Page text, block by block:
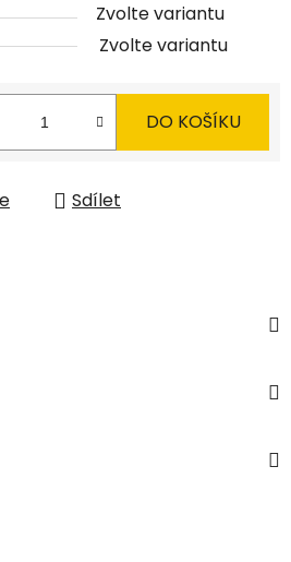
Zvolte variantu
Zvolte variantu
DO KOŠÍKU
Sdílet